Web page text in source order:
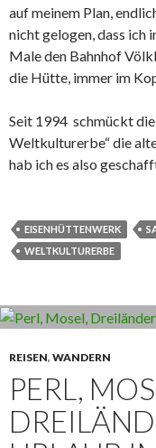
auf meinem Plan,
nicht gelogen, dass ich
Male den Bahnhof
die Hütte, immer im
Seit 1994 schmückt
Weltkulturerbe“ die
hab ich es also
EISENHÜTTENWERK
WELTKULTURERBE
REISEN, WANDERN
PERL,